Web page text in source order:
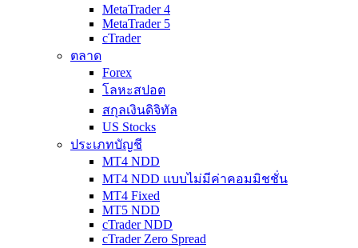
MetaTrader 4
MetaTrader 5
cTrader
ตลาด
Forex
โลหะสปอต
สกุลเงินดิจิทัล
US Stocks
ประเภทบัญชี
MT4 NDD
MT4 NDD แบบไม่มีค่าคอมมิชชั่น
MT4 Fixed
MT5 NDD
cTrader NDD
cTrader Zero Spread